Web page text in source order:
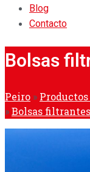
Blog
Contacto
Bolsas
Peiro »
»Bolsas filtrantes